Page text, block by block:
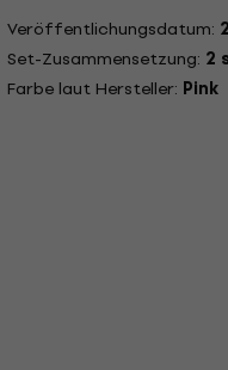
Veröffentlichungsdatum:
Set-Zusammensetzung: 2
Farbe laut Hersteller: Pink